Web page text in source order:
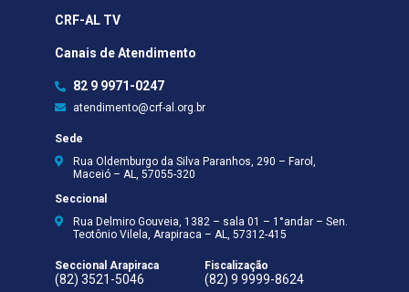
CRF-AL TV
Canais de Atendimento
82 9 9971-0247
atendimento@crf-al.org.br
Sede
Rua Oldemburgo da Silva Paranhos, 290 – Farol,
Maceió – AL, 57055-320
Seccional
Rua Delmiro Gouveia, 1382 – sala 01 – 1°andar – Sen.
Teotônio Vilela, Arapiraca – AL, 57312-415
Seccional Arapiraca
(82) 3521-5046
Fiscalização
(82) 9 9999-8624